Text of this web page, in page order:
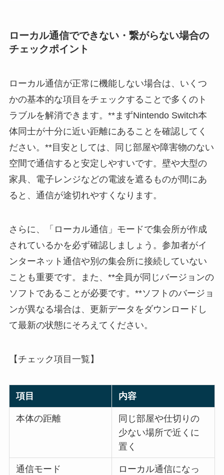
ローカル通信でできない・繋がらない場合の
チェックポイント
ローカル通信が正常に機能しない場合は、いくつ
かの基本的な項目をチェックすることで多くのト
ラブルを解消できます。**まずNintendo Switch本
体同士が十分に近い距離にあることを確認してく
ださい。**目安としては、同じ部屋や障害物のない
空間で通信すると安定しやすいです。壁や大型の
家具、電子レンジなどの電波を遮るものが間にあ
ると、通信が途切れやすくなります。
さらに、「ローカル通信」モードで集会所が作成
されているかを必ず確認しましょう。参加者がイ
ンターネット通信や別の集会所に接続していない
ことも重要です。また、**全員が同じバージョンの
ソフトであることが必要です。**ソフトのバージョ
ンが異なる場合は、更新データをダウンロードし
て最新の状態にそろえてください。
【チェック項目一覧】
項目 内容
本体の距離
同じ部屋や仕切りの
少ない場所で近くに
置く
通信モード
ローカル通信になっ